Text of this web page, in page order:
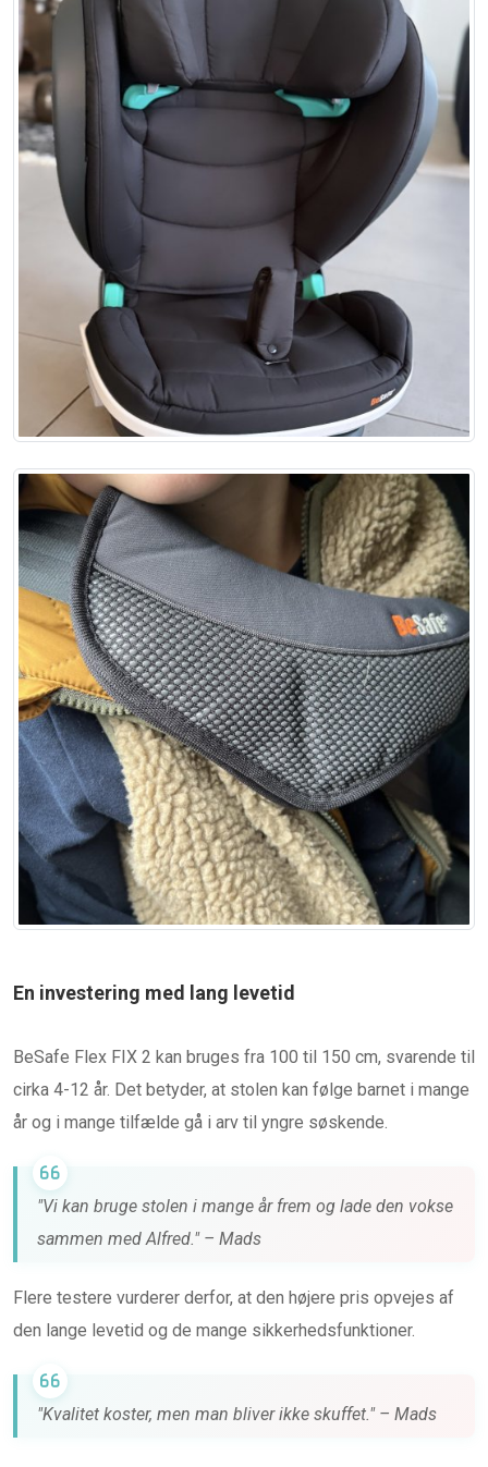
En investering med lang levetid
BeSafe Flex FIX 2 kan bruges fra 100 til 150 cm, svarende til
cirka 4-12 år. Det betyder, at stolen kan følge barnet i mange
år og i mange tilfælde gå i arv til yngre søskende.
"Vi kan bruge stolen i mange år frem og lade den vokse
sammen med Alfred." – Mads
Flere testere vurderer derfor, at den højere pris opvejes af
den lange levetid og de mange sikkerhedsfunktioner.
"Kvalitet koster, men man bliver ikke skuffet." – Mads